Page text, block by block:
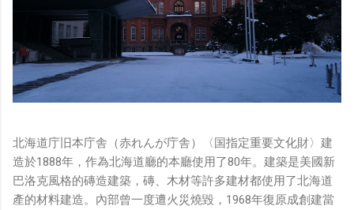
北海道庁旧本庁舎（赤れんが庁舎）〈国指定重要文化財〉建
造於1888年，作為北海道廳的本廳使用了80年。建築是美國新
巴洛克風格的磚造建築，磚、木材等許多建材都使用了北海道
產的材料建造。內部曾一度遭火災燒毀，1968年復原成創建當